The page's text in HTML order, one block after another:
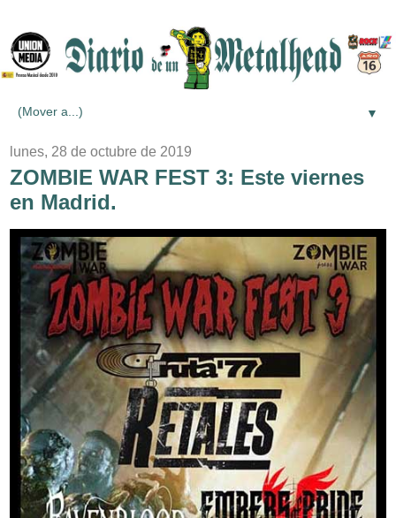
▼
lunes, 28 de octubre de 2019
ZOMBIE WAR FEST 3: Este viernes
en Madrid.